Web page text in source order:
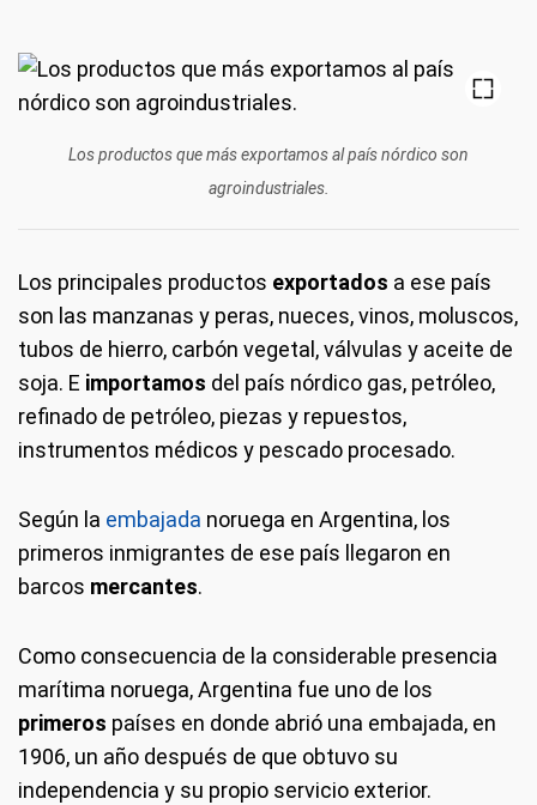
Los productos que más exportamos al país nórdico son
agroindustriales.
Los principales productos exportados a ese país
son las manzanas y peras, nueces, vinos, moluscos,
tubos de hierro, carbón vegetal, válvulas y aceite de
soja. E importamos del país nórdico gas, petróleo,
refinado de petróleo, piezas y repuestos,
instrumentos médicos y pescado procesado.
Según la embajada noruega en Argentina, los
primeros inmigrantes de ese país llegaron en
barcos mercantes.
Como consecuencia de la considerable presencia
marítima noruega, Argentina fue uno de los
primeros países en donde abrió una embajada, en
1906, un año después de que obtuvo su
independencia y su propio servicio exterior.